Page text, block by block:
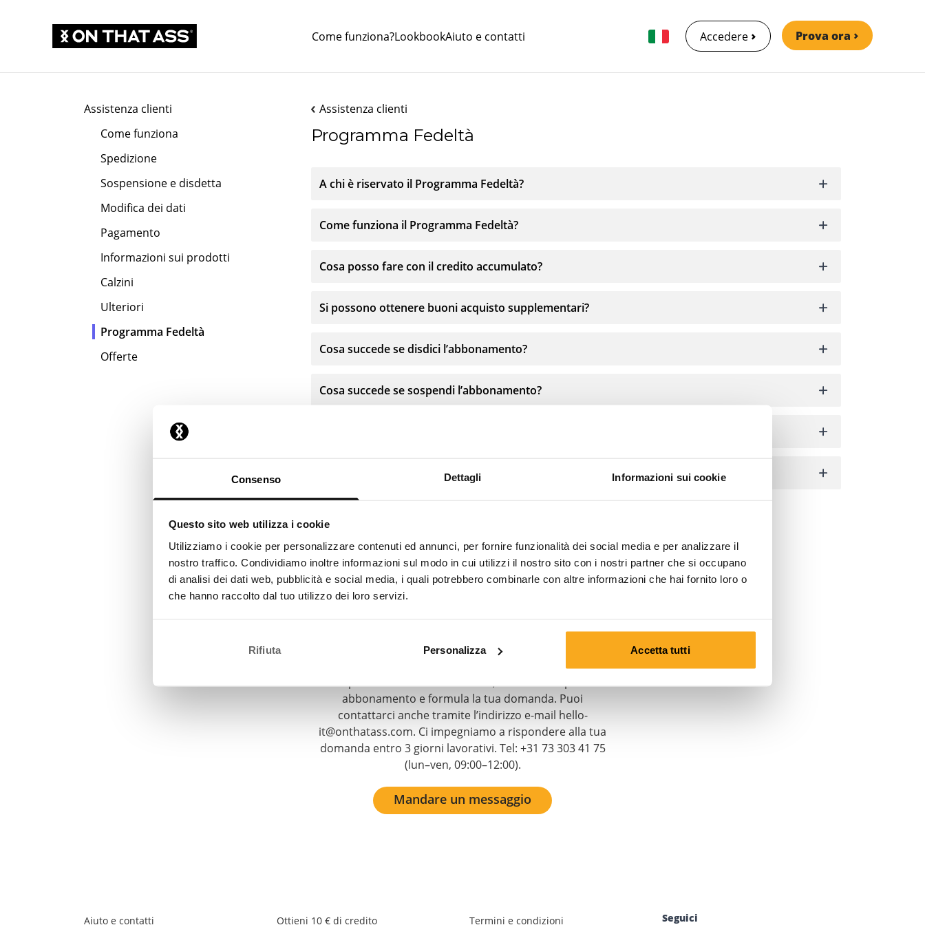
Consenso Dettagli Informazioni sui cookie
Questo sito web utilizza i cookie
Utilizziamo i cookie per personalizzare contenuti ed annunci, per fornire funzionalità dei social media e per analizzare il
nostro traffico. Condividiamo inoltre informazioni sul modo in cui utilizzi il nostro sito con i nostri partner che si occupano
di analisi dei dati web, pubblicità e social media, i quali potrebbero combinarle con altre informazioni che hai fornito loro o
che hanno raccolto dal tuo utilizzo dei loro servizi.
Rifiuta Personalizza Accetta tutti
Come funziona?LookbookAiuto e contatti Accedere Prova ora
Assistenza clienti
Come funziona
Spedizione
Sospensione e disdetta
Modifica dei dati
Pagamento
Informazioni sui prodotti
Calzini
Ulteriori
Programma Fedeltà
Offerte
Assistenza clienti
Programma Fedeltà
A chi è riservato il Programma Fedeltà?
Come funziona il Programma Fedeltà?
Cosa posso fare con il credito accumulato?
Si possono ottenere buoni acquisto supplementari?
Cosa succede se disdici l’abbonamento?
Cosa succede se sospendi l’abbonamento?
Posso restituire il mio ordine?
Mettiti in contatto con
Restiamo a tua disposizione 24 ore su 24, 7 giorni su 7!
Utilizza il nostro chatbot per ricevere rapidamente una
abbonamento e formula la tua domanda. Puoi
contattarci anche tramite l’indirizzo e-mail hello-
it@onthatass.com. Ci impegniamo a rispondere alla tua
domanda entro 3 giorni lavorativi. Tel: +31 73 303 41 75
(lun–ven, 09:00–12:00).
Mandare un messaggio
Aiuto e contatti Ottieni 10 € di credito Termini e condizioni Seguici